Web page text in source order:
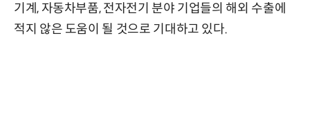
기계, 자동차부품, 전자전기 분야 기업들의 해외 수출에
적지 않은 도움이 될 것으로 기대하고 있다.